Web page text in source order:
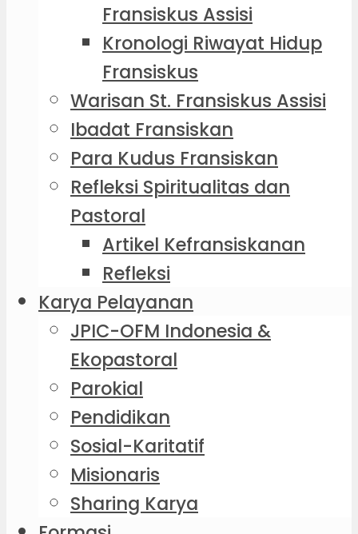
Fransiskus Assisi
Kronologi Riwayat Hidup
Fransiskus
Warisan St. Fransiskus Assisi
Ibadat Fransiskan
Para Kudus Fransiskan
Refleksi Spiritualitas dan
Pastoral
Artikel Kefransiskanan
Refleksi
Karya Pelayanan
JPIC-OFM Indonesia &
Ekopastoral
Parokial
Pendidikan
Sosial-Karitatif
Misionaris
Sharing Karya